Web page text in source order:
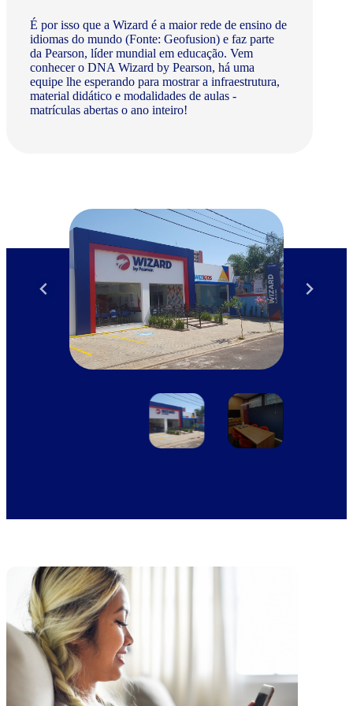
É por isso que a Wizard é a maior rede de ensino de
idiomas do mundo (Fonte: Geofusion) e faz parte
da Pearson, líder mundial em educação. Vem
conhecer o DNA Wizard by Pearson, há uma
equipe lhe esperando para mostrar a infraestrutura,
material didático e modalidades de aulas -
matrículas abertas o ano inteiro!